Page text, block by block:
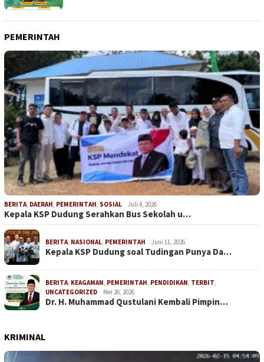
PEMERINTAH
BERITA DAERAH PEMERINTAH SOSIAL Juli 4, 2026
Kepala KSP Dudung Serahkan Bus Sekolah u…
BERITA NASIONAL PEMERINTAH Juni 11, 2026
Kepala KSP Dudung soal Tudingan Punya Da…
BERITA KEAGAMAN PEMERINTAH PENDIDIKAN TERBIT
UNCATEGORIZED
Mei 26, 2026
Dr. H. Muhammad Qustulani Kembali Pimpin…
KRIMINAL